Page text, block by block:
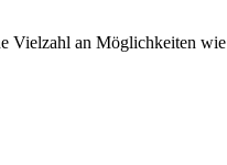
Vielzahl an Möglichkeiten